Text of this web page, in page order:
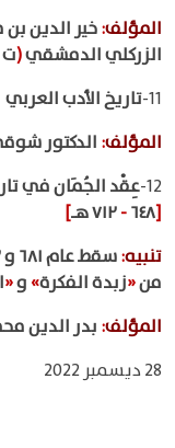
المؤلف:خير الدين
الزركلي الدمشقي(ت ١٣٩٦ هـ
11- تاريخ الأدب العربي
المؤلف: الدكتور
12- عِقْد الجُمَان في
[٦٤٨-
]
تنبيه:سقط عام ٦٨١ و ٦٨٢ هـ من المخطوط
من«زبدة الفكرة» و«
المؤلف:بدر الدين
28 ديسمبر 2022